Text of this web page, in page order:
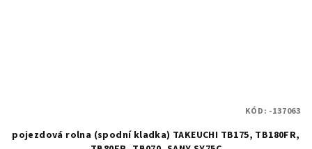
pojezdová rolna (spodní kladka) TAKEUCHI TB175, TB180FR,
KÓD: -137063